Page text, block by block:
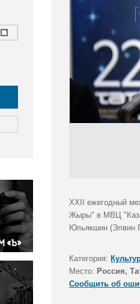
XXII ежегодный
Жыры" в МВЦ
Юльякшин (Элвин
Категория:
Место: Россия,
Сообщить об